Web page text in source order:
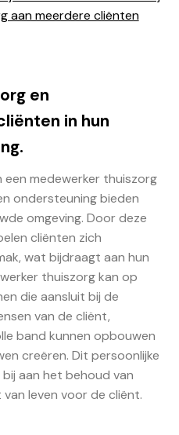
aan meerdere cliënten
en
in hun
een medewerker thuiszorg
ondersteuning bieden
omgeving. Door deze
cliënten zich
wat bijdraagt aan hun
thuiszorg kan op
die aansluit bij de
van de cliënt,
band kunnen opbouwen
creëren. Dit persoonlijke
aan het behoud van
leven voor de cliënt.